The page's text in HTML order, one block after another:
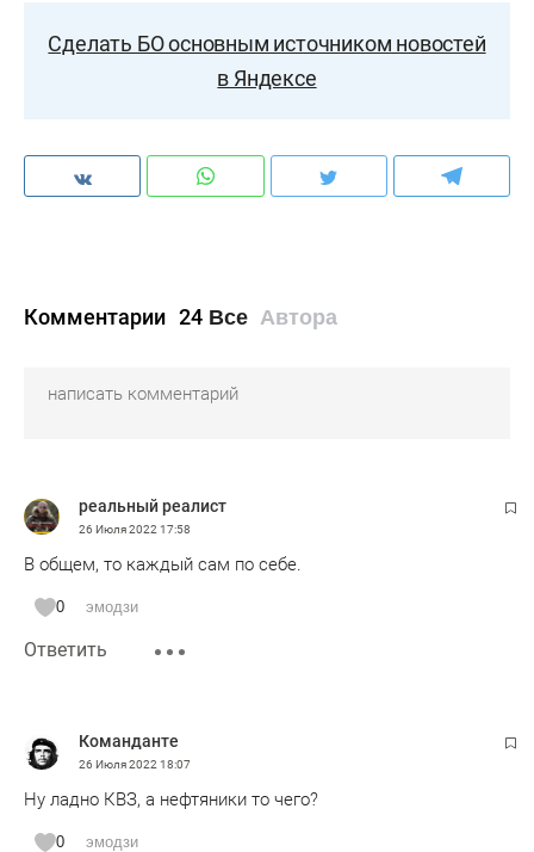
Сделать БО основным источником новостей
в Яндексе
Комментарии 24 Все Автора
реальный реалист
26 Июля 2022 17:58
В общем, то каждый сам по себе.
0 эмодзи
Ответить
Команданте
26 Июля 2022 18:07
Ну ладно КВЗ, а нефтяники то чего?
0 эмодзи